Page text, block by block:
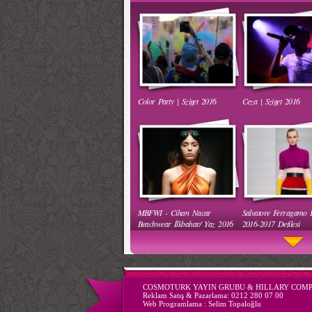
Başlar
Evsizlere Yardım
Ha Ha Ha Gülen Bebek Komik Bebek Videoları
Mama İçin Merdivenlerden
Bakın Nasıl İndi
Annesiyle Arkadaşı
Color Party | Sziget 2016 Ceza | Sziget 2016
MBFWI - Cihan Nacar
Beachwear İlkbahar/ Yaz 2016
Salvatore Ferragamo
2016-2017 Defilesi
-->
COSMOTURK YAYIN GRUBU & HILLARY
Reklam Satış & Pazarlama: 0212 280 07 00
Web Programlama : Selim Topaloğlu